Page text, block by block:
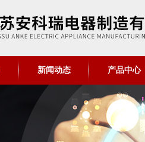
新闻动态 产品中心